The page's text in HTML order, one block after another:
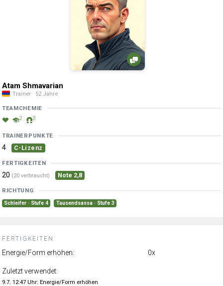
Atam Shmavarian
Trainer · 52 Jahre
TEAMCHEMIE
2 3
TRAINERPUNKTE
4 C-Lizenz
FERTIGKEITEN
20 (20 verbraucht) Note 2,8
RICHTUNG
Schleifer · Stufe 4 Tausendsassa · Stufe 3
FERTIGKEITEN:
Energie/Form erhöhen: 0x
Zuletzt verwendet:
9.7. 12:47 Uhr: Energie/Form erhöhen